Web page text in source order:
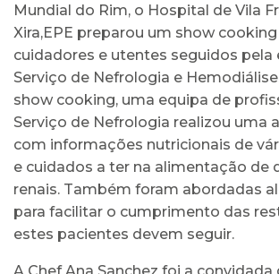
Mundial do Rim, o Hospital de Vila
Xira,EPE preparou um show
cuidadores e utentes seguidos pela
Serviço de Nefrologia e
show cooking, uma equipa de
Serviço de Nefrologia realizou uma
com informações nutricionais de
e cuidados a ter na alimentação de
renais. Também foram abordadas
para facilitar o cumprimento das
estes pacientes devem seguir.